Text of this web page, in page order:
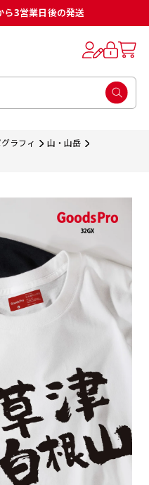
ら3営業日後の発送
ラフィ
山・山岳
単価 金額
合計金額 ¥0 （税込）
入れる
のぼり旗を製作
的にイラストレー
ております。
です）当社の取り扱
てはデザインテン
ので、ご購入後マ
りダウンロードし
のサイズで製作する
の仕上がりサイズ
をプラス10ｍｍ）
。（重要な情報な
ズから四辺内側に
でデザイン校正して
用してのぼり旗を
となります。
ザインそのものを
売として取り扱っ
ザインを応用して自
たい！などのデザ
自分たちの団体の
を挿入するなどの
お客様の任意の
情報などを埋め込
時にご希望の店舗
専任のデザイナー
。書体などのご指
メージに最適のフ
に、考えると良
基本的に左側と
業界用語でチチと
い場所の風向きを
ているよりも右
いと思うかもしれ
向きを決めてから
でデザインをする
ません。デザイン
客様の好みもあり
客様）ができる限
よりも正像でみら
かと思いますので
かもしれません。
覧
以下のサイズ表の通
作をしたい場合
談ください。
カットをする際の都合
つきましてはｍｍ単
的なサイズも多少の
能性があります。
覧
以下のサイズ表の通
作をしたい場合
談ください。
カットをする際の都合
つきましてはｍｍ単
的なサイズも多少の
能性があります。
り旗に対して上
所に対してチチ
体をポールにく
に縫いこみポール
ール自体を包み込
デザインがより目
旗にも適合する加
布などに開けた穴
るリングです。壁
、突風で倒れること
り旗に対して上
所に対してチチ
体をポールにく
に縫いこみポール
ール自体を包み込
デザインがより目
旗にも適合する加
布などに開けた穴
るリングです。壁
、突風で倒れること
ー（熱で焼き切る
をすることで風
強度を増す加工で
度を折り返し、縫
。加工をすることで
り返し加工されま
裂けてしまうこと
償で付いてきます。
+38円 ］
補強縫製
類
般）
ポンジといわれる
薄い生地を使用し
用される生地で
側にインクが浸透
）加工とは？
ることで横幕が
せるための加工手
1本（2分割）
［ +33円 ］
2本（3分割）
［ +66円 ］
3本（4分割）
［ +99円 ］
4本（5分割）
［ +132円 ］